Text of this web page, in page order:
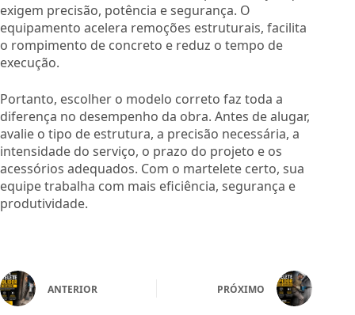
exigem precisão, potência e segurança. O
equipamento acelera remoções estruturais, facilita
o rompimento de concreto e reduz o tempo de
execução.
Portanto, escolher o modelo correto faz toda a
diferença no desempenho da obra. Antes de alugar,
avalie o tipo de estrutura, a precisão necessária, a
intensidade do serviço, o prazo do projeto e os
acessórios adequados. Com o martelete certo, sua
equipe trabalha com mais eficiência, segurança e
produtividade.
ANTERIOR PRÓXIMO